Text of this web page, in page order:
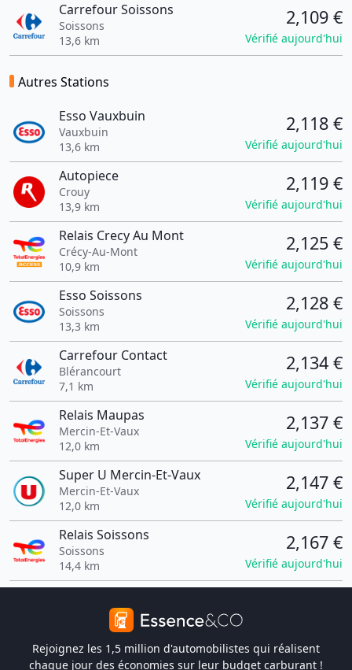
Carrefour Soissons
Soissons
13,6 km
2,109 €
Vérifié aujourd'hui
Autres Stations
Esso Vauxbuin
Vauxbuin
13,6 km
2,118 €
Vérifié aujourd'hui
Autopiece
Crouy
13,9 km
2,119 €
Vérifié aujourd'hui
Relais Crecy Au Mont
Crécy-Au-Mont
10,9 km
2,125 €
Vérifié aujourd'hui
Esso Soissons
Soissons
13,3 km
2,128 €
Vérifié aujourd'hui
Carrefour Contact
Blérancourt
7,1 km
2,134 €
Vérifié aujourd'hui
Relais Maupas
Mercin-Et-Vaux
12,0 km
2,137 €
Vérifié aujourd'hui
Super U Mercin-Et-Vaux
Mercin-Et-Vaux
12,0 km
2,147 €
Vérifié aujourd'hui
Relais Soissons
Soissons
14,4 km
2,167 €
Vérifié aujourd'hui
Rejoignez les 1,5 million d'automobilistes qui réalisent
chaque jour des économies sur leur budget carburant !